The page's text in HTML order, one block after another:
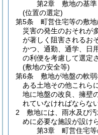
第2章
敷地の基準
(位置の選定)
第5条
町営住宅等の敷地
災害の発生のおそれが
が著しく阻害されるお
かつ、通勤、通学、日
の利便を考慮して選定
(敷地の安全等)
第6条
敷地が地盤の軟
ある土地その他これら
地に地盤の改良、擁壁
れていなければならない
2
敷地には、雨水及び
めに必要な施設が設け
第3章
町営住宅